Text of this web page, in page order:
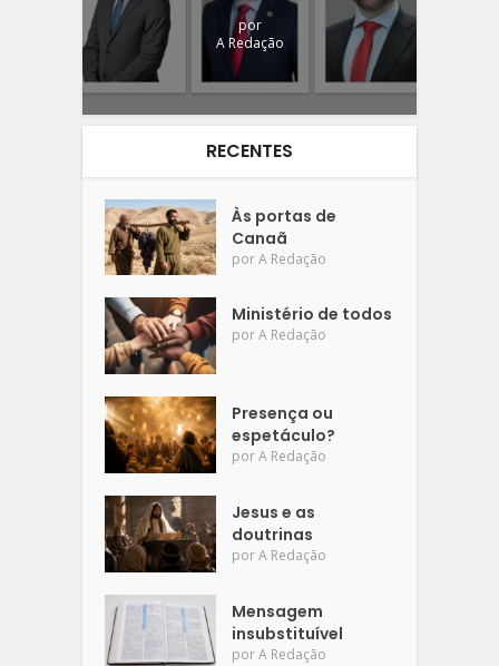
por
A Redação
RECENTES
Às portas de
Canaã
porA Redação
Ministério de todos
porA Redação
Presença ou
espetáculo?
porA Redação
Jesus e as
doutrinas
porA Redação
Mensagem
insubstituível
porA Redação